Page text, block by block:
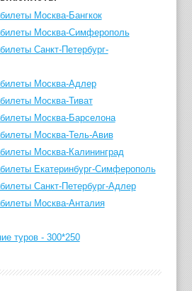
Москва-Бангкок
Москва-Симферополь
Санкт-Петербург-
Москва-Адлер
Москва-Тиват
Москва-Барселона
Москва-Тель-Авив
Москва-Калининград
Екатеринбург-Симферополь
Санкт-Петербург-Адлер
Москва-Анталия